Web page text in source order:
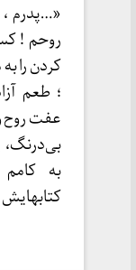
«…پدرم
روحم !
کردن را
؛ طعم
عفت روح
بی‌درنگ،
به
کتابهایش